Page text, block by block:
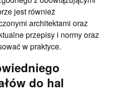
jest również
architektami oraz
przepisy i normy oraz
w praktyce.
do hal